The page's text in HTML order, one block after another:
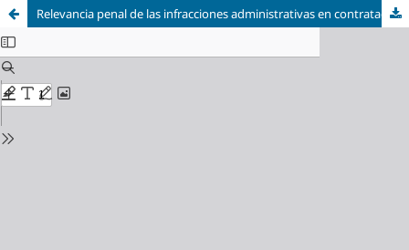
Relevancia penal de las infracciones administrativas en contrataciones públicas en el delito de negociación incompatible por la Fiscalía anticorrupción del Santa 2017